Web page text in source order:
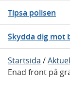
Tipsa polisen
Skydda dig mot
Startsida /
Enad front på